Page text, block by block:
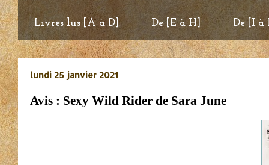
Livres lus [A à D] De [E à H] De [I à
lundi 25 janvier 2021
Avis : Sexy Wild Rider de Sara June